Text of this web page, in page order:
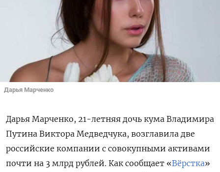
Дарья Марченко
Дарья Марченко, 21-летняя дочь кума Владимира
Путина Виктора Медведчука, возглавила две
российские компании с совокупными активами
почти на 3 млрд рублей. Как сообщает «Вёрстка»